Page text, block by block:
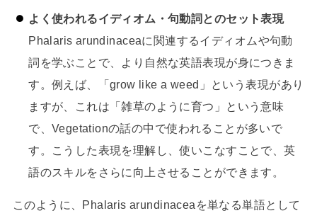
よく使われるイディオム・句動詞とのセット表現
Phalaris arundinaceaに関連するイディオムや句動
詞を学ぶことで、より自然な英語表現が身につきま
す。例えば、「grow like a weed」という表現があり
ますが、これは「雑草のように育つ」という意味
で、Vegetationの話の中で使われることが多いで
す。こうした表現を理解し、使いこなすことで、英
語のスキルをさらに向上させることができます。
このように、Phalaris arundinaceaを単なる単語として